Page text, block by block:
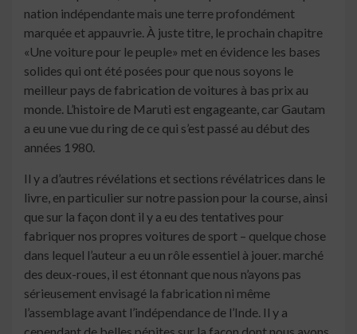
nation indépendante mais une terre profondément
marquée et appauvrie. À juste titre, le prochain chapitre
«Une voiture pour le peuple» met en évidence les bases
solides qui ont été posées pour que nous soyons le
meilleur pays de fabrication de voitures à bas prix au
monde. L’histoire de Maruti est engageante, car Gautam
a eu une vue du ring de ce qui s’est passé au début des
années 1980.
Il y a d’autres révélations et sections révélatrices dans le
livre, en particulier sur notre passion pour la course, ainsi
que sur la façon dont il y a eu des tentatives pour
fabriquer nos propres voitures de sport – quelque chose
dans lequel l’auteur a eu un rôle essentiel à jouer. marché
des deux-roues, il est étonnant que nous n’ayons pas
sérieusement envisagé la fabrication ni même
l’assemblage avant l’indépendance de l’Inde. Il y a